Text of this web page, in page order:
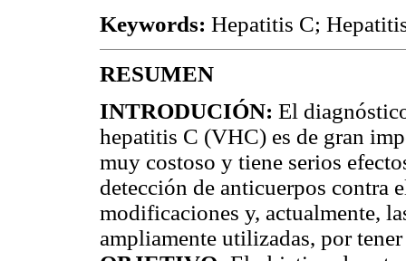
Keywords: Hepatitis C;
RESUMEN
INTRODUCIÓN: El
hepatitis C (VHC) es de gran
muy costoso y tiene serios
detección de anticuerpos contra
modificaciones y, actualmente,
ampliamente utilizadas, por